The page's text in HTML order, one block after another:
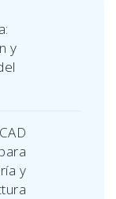
y
y